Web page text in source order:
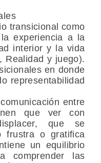
transicional como
experiencia a la
interior y la vida
Realidad y juego).
en donde
representabilidad
entre
que ver con
que se
frustra o gratifica
un equilibrio
comprender las